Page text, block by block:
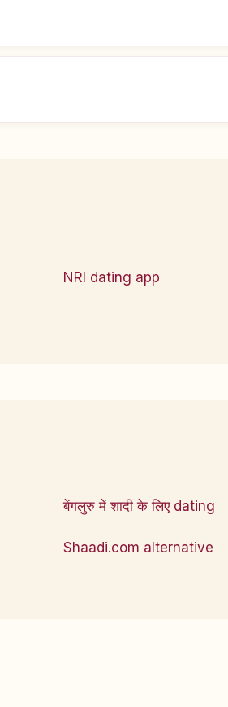
NRI dating app
बेंगलुरु में शादी के लिए dating
Shaadi.com alternative